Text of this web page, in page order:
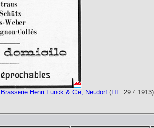
Brasserie Henri Funck & Cie, Neudorf (LIL: 29.4.1913)